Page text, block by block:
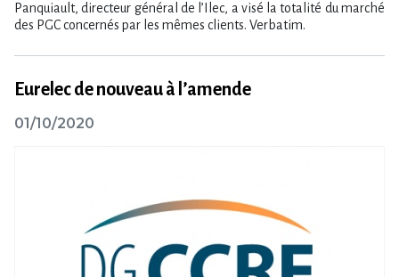
Panquiault, directeur général de l’Ilec, a visé la totalité du marché
des PGC concernés par les mêmes clients. Verbatim.
Eurelec de nouveau à l’amende
01/10/2020